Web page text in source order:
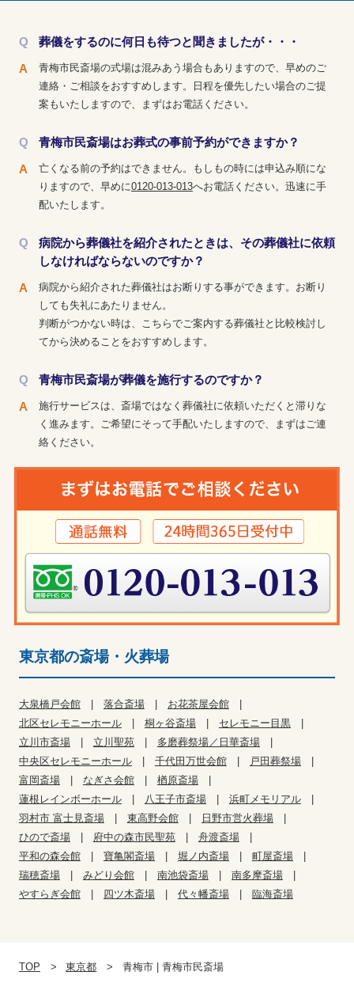
葬儀をするのに何日も待つと聞きましたが・・・
青梅市民斎場の式場は混みあう場合もありますので、早めのご
連絡・ご相談をおすすめします。日程を優先したい場合のご提
案もいたしますので、まずはお電話ください。
青梅市民斎場はお葬式の事前予約ができますか？
亡くなる前の予約はできません。もしもの時には申込み順にな
りますので、早めに0120-013-013へお電話ください。迅速に手
配いたします。
病院から葬儀社を紹介されたときは、その葬儀社に依頼
しなければならないのですか？
病院から紹介された葬儀社はお断りする事ができます。お断り
しても失礼にあたりません。
判断がつかない時は、こちらでご案内する葬儀社と比較検討し
てから決めることをおすすめします。
青梅市民斎場が葬儀を施行するのですか？
施行サービスは、斎場ではなく葬儀社に依頼いただくと滞りな
く進みます。ご希望にそって手配いたしますので、まずはご連
絡ください。
東京都の斎場・火葬場
大泉橋戸会館 落合斎場
お花茶屋会館
北区セレモニーホール
桐ヶ谷斎場
セレモニー目黒
立川市斎場
立川聖苑
多磨葬祭場／日華斎場
中央区セレモニーホール
千代田万世会館
戸田葬祭場
富岡斎場
なぎさ会館
楢原斎場
蓮根レインボーホール
八王子市斎場
浜町メモリアル
羽村市 富士見斎場
東高野会館
日野市営火葬場
ひので斎場
府中の森市民聖苑
舟渡斎場
平和の森会館
寶亀閣斎場 堀ノ内斎場
町屋斎場
瑞穂斎場
みどり会館 南池袋斎場
南多摩斎場
やすらぎ会館
四ツ木斎場 代々幡斎場 臨海斎場
TOP 東京都 青梅市 | 青梅市民斎場